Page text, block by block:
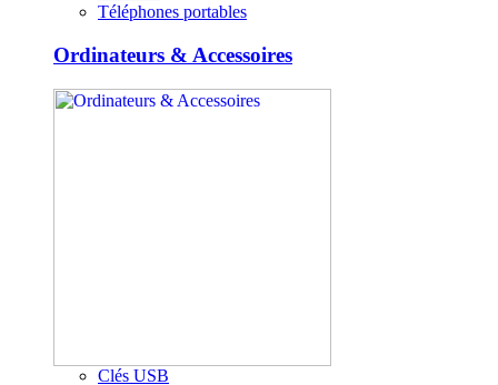
Téléphones portables
Ordinateurs & Accessoires
Clés USB